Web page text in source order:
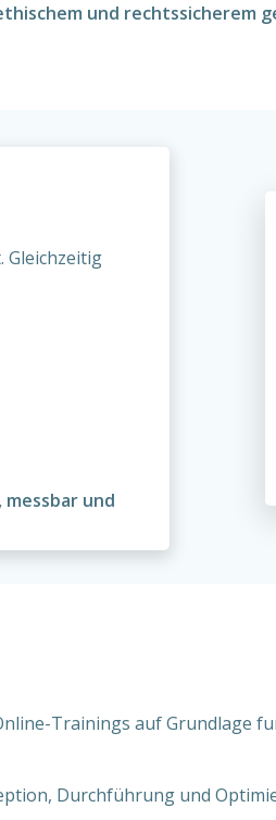
und rechtssicherem
Gleichzeitig
und
Trainings auf Grundlage
Durchführung und